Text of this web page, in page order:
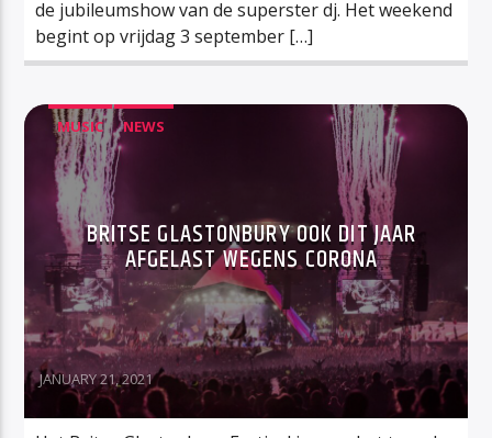
de jubileumshow van de superster dj. Het weekend
begint op vrijdag 3 september […]
MUSIC NEWS
BRITSE GLASTONBURY OOK DIT JAAR
AFGELAST WEGENS CORONA
JANUARY 21, 2021